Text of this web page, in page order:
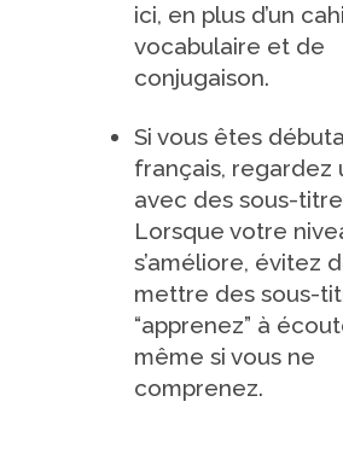
ici, en plus d’un
vocabulaire et de
conjugaison.
Si vous êtes
français, regardez
avec des sous-
Lorsque votre
s’améliore, évitez
mettre des sous-
“apprenez” à
même si vous ne
comprenez.